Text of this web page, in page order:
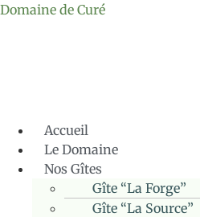
Domaine de Curé
Accueil
Le Domaine
Nos Gîtes
Gîte “La Forge”
Gîte “La Source”